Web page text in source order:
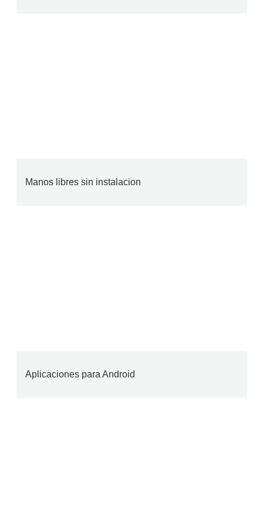
Manos libres sin instalacion
Aplicaciones para Android